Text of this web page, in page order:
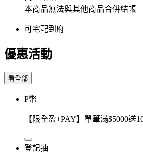
本商品無法與其他商品合併結帳
可宅配到府
優惠活動
看全部
P幣
【限全盈+PAY】單筆滿$5000送
登記抽